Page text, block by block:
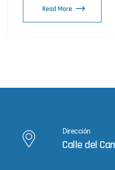
Read More
Dirección
Calle del